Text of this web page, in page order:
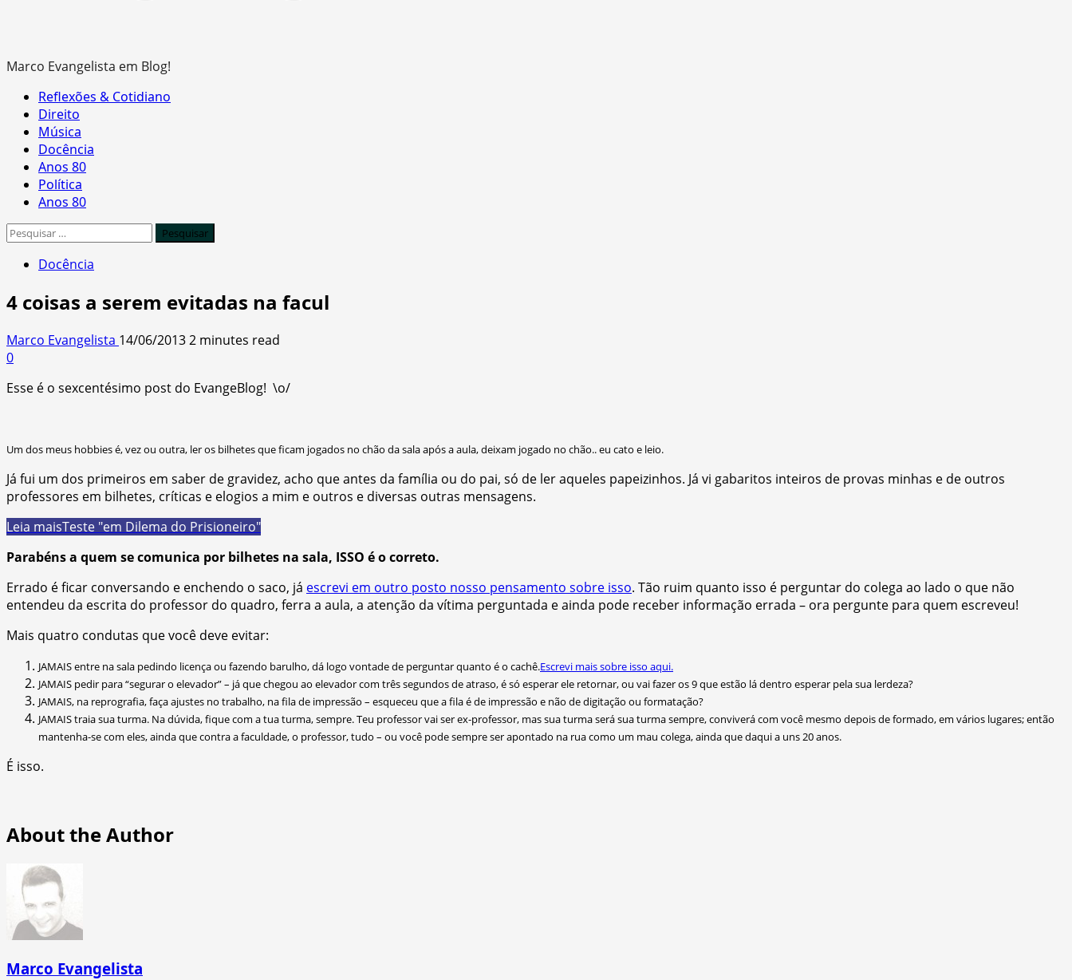
Marco Evangelista em Blog!
Primary
Menu
Reflexões & Cotidiano
Direito
Música
Docência
Anos 80
Política
Anos 80
Pesquisar
Docência
4 coisas a serem evitadas na facul
Marco Evangelista 14/06/20132 minutes read
0
Esse é o sexcentésimo post do EvangeBlog! \o/
Um dos meus hobbies é, vez ou outra, ler os bilhetes que ficam jogados no chão da sala após a aula, deixam jogado no chão.. eu cato e leio.
Já fui um dos primeiros em saber de gravidez, acho que antes da família ou do pai, só de ler aqueles papeizinhos. Já vi gabaritos inteiros de provas minhas e de outros
professores em bilhetes, críticas e elogios a mim e outros e diversas outras mensagens.
Leia maisTeste "em Dilema do Prisioneiro"
Parabéns a quem se comunica por bilhetes na sala, ISSO é o correto.
Errado é ficar conversando e enchendo o saco, já escrevi em outro posto nosso pensamento sobre isso. Tão ruim quanto isso é perguntar do colega ao lado o que não
entendeu da escrita do professor do quadro, ferra a aula, a atenção da vítima perguntada e ainda pode receber informação errada – ora pergunte para quem escreveu!
Mais quatro condutas que você deve evitar:
JAMAIS entre na sala pedindo licença ou fazendo barulho, dá logo vontade de perguntar quanto é o cachê.Escrevi mais sobre isso aqui.
JAMAIS pedir para “segurar o elevador” – já que chegou ao elevador com três segundos de atraso, é só esperar ele retornar, ou vai fazer os 9 que estão lá dentro esperar pela sua lerdeza?
JAMAIS, na reprografia, faça ajustes no trabalho, na fila de impressão – esqueceu que a fila é de impressão e não de digitação ou formatação?
JAMAIS traia sua turma. Na dúvida, fique com a tua turma, sempre. Teu professor vai ser ex-professor, mas sua turma será sua turma sempre, conviverá com você mesmo depois de formado, em vários lugares; então
mantenha-se com eles, ainda que contra a faculdade, o professor, tudo – ou você pode sempre ser apontado na rua como um mau colega, ainda que daqui a uns 20 anos.
É isso.
About the Author
Marco Evangelista